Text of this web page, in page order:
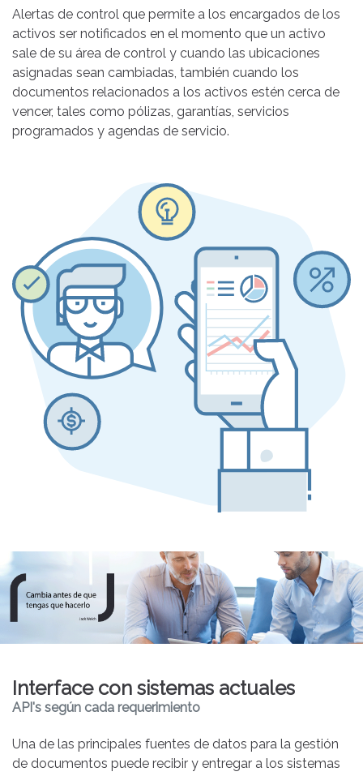
Alertas de control que permite a los encargados de los
activos ser notificados en el momento que un activo
sale de su área de control y cuando las ubicaciones
asignadas sean cambiadas, también cuando los
documentos relacionados a los activos estén cerca de
vencer, tales como pólizas, garantías, servicios
programados y agendas de servicio.
Interface con sistemas actuales
API's según cada requerimiento
Una de las principales fuentes de datos para la gestión
de documentos puede recibir y entregar a los sistemas